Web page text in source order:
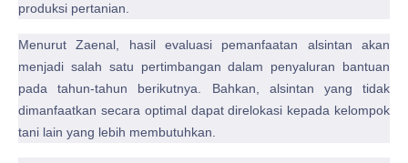
produksi pertanian.
Menurut Zaenal, hasil evaluasi pemanfaatan alsintan akan
menjadi salah satu pertimbangan dalam penyaluran bantuan
pada tahun-tahun berikutnya. Bahkan, alsintan yang tidak
dimanfaatkan secara optimal dapat direlokasi kepada kelompok
tani lain yang lebih membutuhkan.